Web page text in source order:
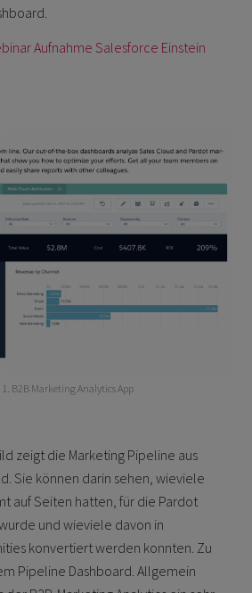
Aufnahme Salesforce Einstein
B2B Marketing Analytics App
zeigt die Marketing Pipeline aus
Sie können darin sehen, wieviele
auf Seiten hatten, für die Pardot
und wieviele davon in
konvertiert werden konnten. Zu
Pipeline Dashboard. Allgemein